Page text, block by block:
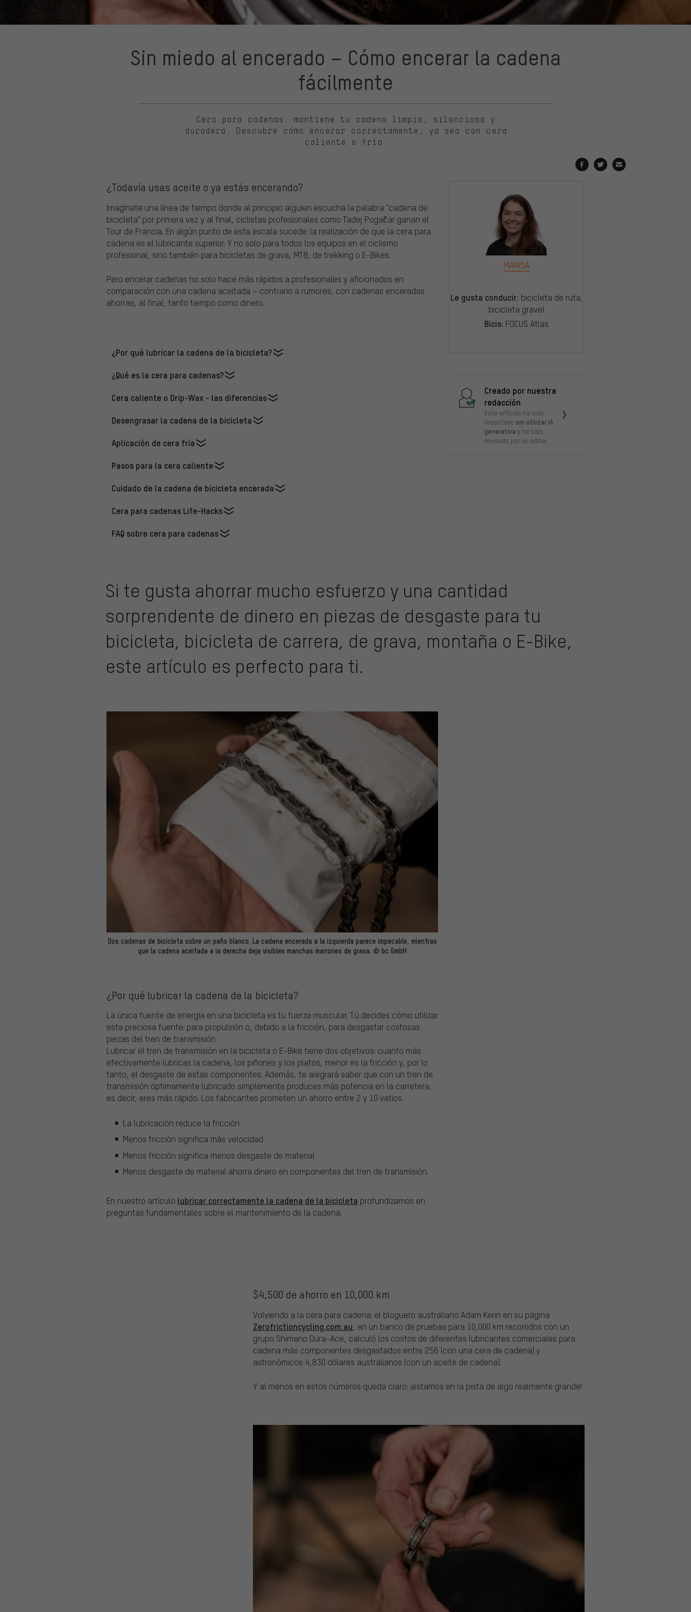
Sin miedo al encerado – Cómo encerar la cadena
fácilmente
Cera para cadenas: mantiene tu cadena limpia, silenciosa y
duradera. Descubre cómo encerar correctamente, ya sea con cera
caliente o fría.
¿Todavía usas aceite o ya estás encerando?
Imagínate una línea de tiempo donde al principio alguien escucha la palabra "cadena de
bicicleta" por primera vez y al final, ciclistas profesionales como Tadej Pogačar ganan el
Tour de Francia. En algún punto de esta escala sucede: la realización de que la cera para
cadena es el lubricante superior. Y no solo para todos los equipos en el ciclismo
profesional, sino también para bicicletas de grava, MTB, de trekking o E-Bikes.
Pero encerar cadenas no solo hace más rápidos a profesionales y aficionados en
comparación con una cadena aceitada – contrario a rumores, con cadenas enceradas
ahorras, al final, tanto tiempo como dinero.
¿Por qué lubricar la cadena de la bicicleta?
¿Qué es la cera para cadenas?
Cera caliente o Drip-Wax - las diferencias
Desengrasar la cadena de la bicicleta
Aplicación de cera fría
Pasos para la cera caliente
Cuidado de la cadena de bicicleta encerada
Cera para cadenas Life-Hacks
FAQ sobre cera para cadenas
Le gusta conducir: bicicleta de ruta,
bicicleta gravel
Bicis: FOCUS Atlas
MARISA
Creado por nuestra
redacción
Este artículo ha sido
redactado sin utilizar IA
generativa y ha sido
revisado por un editor.
Si te gusta ahorrar mucho esfuerzo y una cantidad
sorprendente de dinero en piezas de desgaste para tu
bicicleta, bicicleta de carrera, de grava, montaña o E-Bike,
este artículo es perfecto para ti.
Dos cadenas de bicicleta sobre un paño blanco. La cadena encerada a la izquierda parece impecable, mientras
que la cadena aceitada a la derecha deja visibles manchas marrones de grasa. © bc GmbH
¿Por qué lubricar la cadena de la bicicleta?
La única fuente de energía en una bicicleta es tu fuerza muscular. Tú decides cómo utilizar
esta preciosa fuente: para propulsión o, debido a la fricción, para desgastar costosas
piezas del tren de transmisión.
Lubricar el tren de transmisión en la bicicleta o E-Bike tiene dos objetivos: cuanto más
efectivamente lubricas la cadena, los piñones y los platos, menor es la fricción y, por lo
tanto, el desgaste de estas componentes. Además, te alegrará saber que con un tren de
transmisión óptimamente lubricado simplemente produces más potencia en la carretera,
es decir, eres más rápido. Los fabricantes prometen un ahorro entre 2 y 10 vatios.
La lubricación reduce la fricción
Menos fricción significa más velocidad
Menos fricción significa menos desgaste de material
Menos desgaste de material ahorra dinero en componentes del tren de transmisión.
En nuestro artículo lubricar correctamente la cadena de la bicicleta profundizamos en
preguntas fundamentales sobre el mantenimiento de la cadena.
$4,500 de ahorro en 10,000 km
Volviendo a la cera para cadena: el bloguero australiano Adam Kerin en su página
Zerofrictioncycling.com.au, en un banco de pruebas para 10,000 km recorridos con un
grupo Shimano Dura-Ace, calculó los costos de diferentes lubricantes comerciales para
cadena más componentes desgastados entre 256 (con una cera de cadena) y
astronómicos 4,830 dólares australianos (con un aceite de cadena).
Y al menos en estos números queda claro: ¡estamos en la pista de algo realmente grande!